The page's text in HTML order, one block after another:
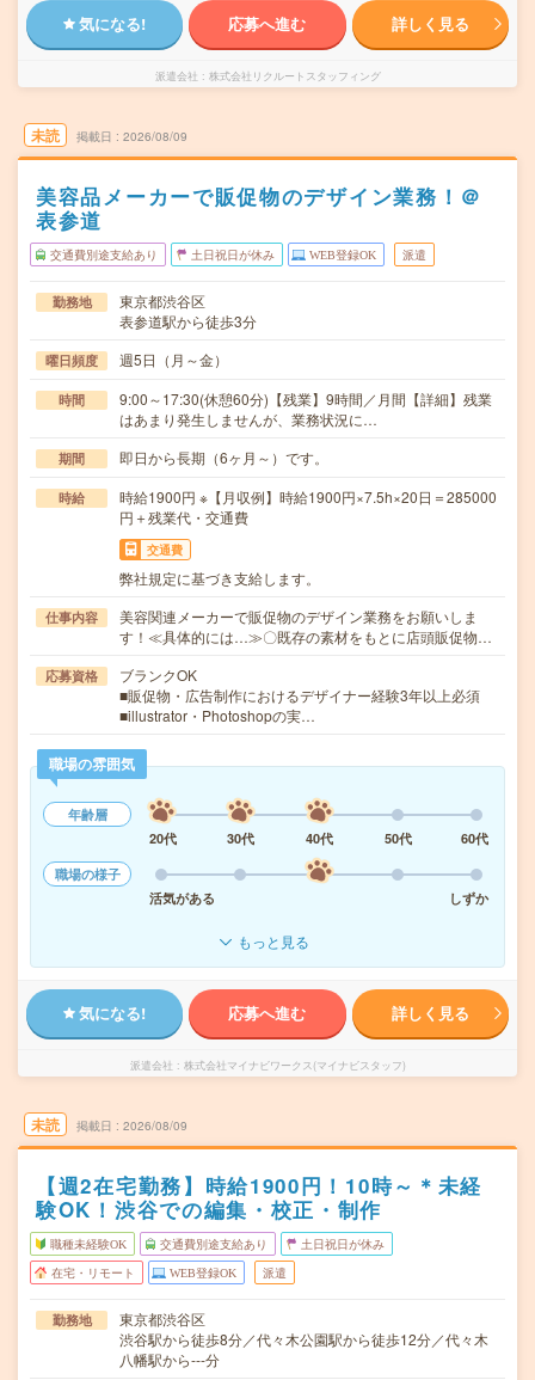
気になる! 応募へ進む 詳しく見る
派遣会社 株式会社リクルートスタッフィング
未読 掲載日 2026/08/09
美容品メーカーで販促物のデザイン業務！＠
表参道
交通費別途支給あり 土日祝日が休み WEB登録OK 派遣
勤務地
東京都渋谷区
表参道駅から徒歩3分
曜日頻度 週5日（月～金）
時間
9:00～17:30(休憩60分)【残業】9時間／月間【詳細】残業
はあまり発生しませんが、業務状況に…
期間 即日から長期（6ヶ月～）です。
時給
時給1900円 ※【月収例】時給1900円×7.5h×20日＝285000
円＋残業代・交通費
交通費
弊社規定に基づき支給します。
仕事内容
美容関連メーカーで販促物のデザイン業務をお願いしま
す！≪具体的には…≫〇既存の素材をもとに店頭販促物…
応募資格
ブランクOK
■販促物・広告制作におけるデザイナー経験3年以上必須
■illustrator・Photoshopの実…
職場の雰囲気
年齢層
20代
30代 40代 50代
60代
職場の様子
活気がある
しずか
もっと見る
気になる! 応募へ進む 詳しく見る
派遣会社 株式会社マイナビワークス(マイナビスタッフ)
未読 掲載日 2026/08/09
【週2在宅勤務】時給1900円！10時～＊未経
験OK！渋谷での編集・校正・制作
職種未経験OK 交通費別途支給あり 土日祝日が休み
在宅・リモート WEB登録OK 派遣
勤務地
東京都渋谷区
渋谷駅から徒歩8分／代々木公園駅から徒歩12分／代々木
八幡駅から---分